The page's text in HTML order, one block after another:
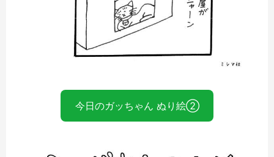
今日のガッちゃん ぬり絵②